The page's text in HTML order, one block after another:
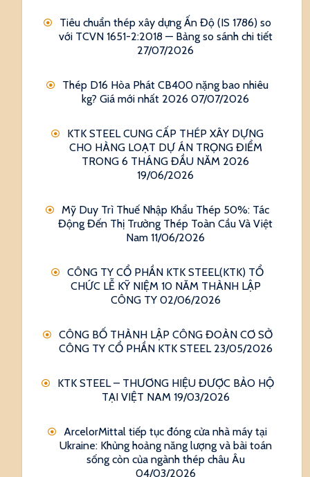
Tiêu chuẩn thép xây dựng Ấn Độ (IS 1786) so
với TCVN 1651-2:2018 — Bảng so sánh chi tiết
27/07/2026
Thép D16 Hòa Phát CB400 nặng bao nhiêu
kg? Giá mới nhất 2026 07/07/2026
KTK STEEL CUNG CẤP THÉP XÂY DỰNG
CHO HÀNG LOẠT DỰ ÁN TRỌNG ĐIỂM
TRONG 6 THÁNG ĐẦU NĂM 2026
19/06/2026
Mỹ Duy Trì Thuế Nhập Khẩu Thép 50%: Tác
Động Đến Thị Trường Thép Toàn Cầu Và Việt
Nam 11/06/2026
CÔNG TY CỔ PHẦN KTK STEEL(KTK) TỔ
CHỨC LỄ KỸ NIỆM 10 NĂM THÀNH LẬP
CÔNG TY 02/06/2026
CÔNG BỐ THÀNH LẬP CÔNG ĐOÀN CƠ SỞ
CÔNG TY CỔ PHẦN KTK STEEL 23/05/2026
KTK STEEL – THƯƠNG HIỆU ĐƯỢC BẢO HỘ
TẠI VIỆT NAM 19/03/2026
ArcelorMittal tiếp tục đóng cửa nhà máy tại
Ukraine: Khủng hoảng năng lượng và bài toán
sống còn của ngành thép châu Âu
04/03/2026